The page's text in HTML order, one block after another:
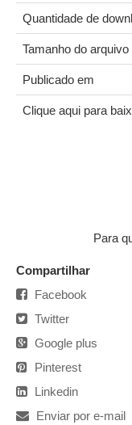
Quantidade de
Tamanho do arquivo
Publicado em
Clique aqui para
Para
Compartilhar
Facebook
Twitter
Google plus
Pinterest
Linkedin
Enviar por e-mail